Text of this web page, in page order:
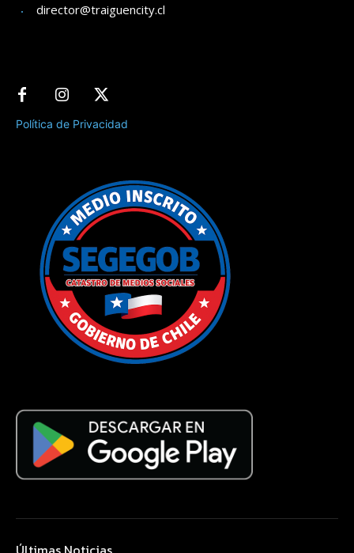
director@traiguencity.cl
Política de Privacidad